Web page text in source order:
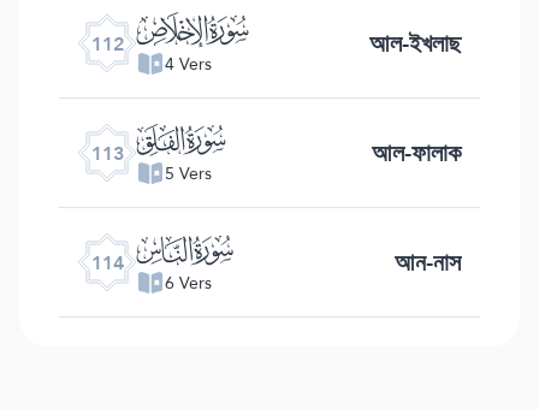
112 ﰝ
4 Vers আল-ইখলাছ
113 ﰞ
5 Vers আল-ফালাক
114 ﰟ
6 Vers আন-নাস